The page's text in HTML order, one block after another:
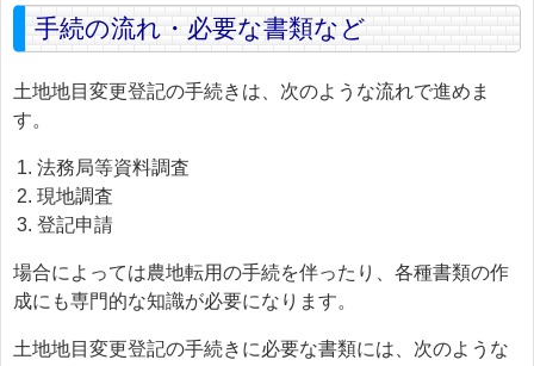
手続の流れ・必要な書類など
土地地目変更登記の手続きは、次のような流れで進めま
す。
法務局等資料調査
現地調査
登記申請
場合によっては農地転用の手続を伴ったり、各種書類の作
成にも専門的な知識が必要になります。
土地地目変更登記の手続きに必要な書類には、次のような